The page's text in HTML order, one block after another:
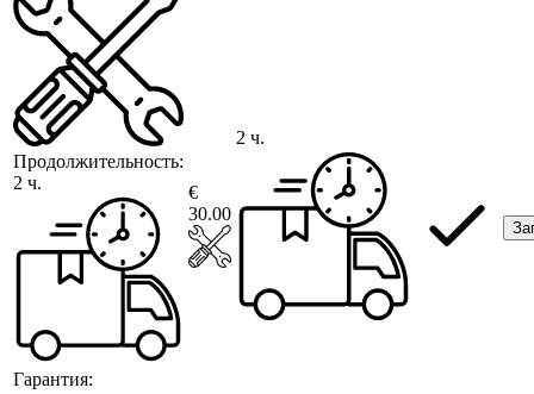
Продолжительность:
2 ч.
Гарантия:
€
30.00
2 ч.